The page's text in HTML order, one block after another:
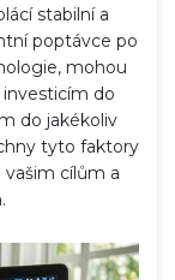
stabilní a
poptávce po
mohou
do
do jakékoliv
tyto faktory
cílům a